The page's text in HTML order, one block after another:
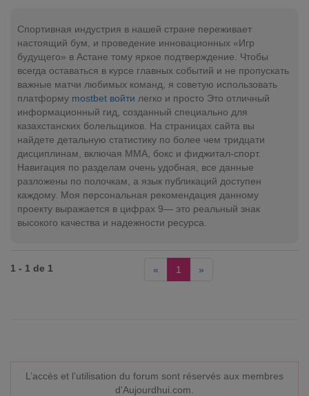
Спортивная индустрия в нашей стране переживает
настоящий бум, и проведение инновационных «Игр
будущего» в Астане тому яркое подтверждение. Чтобы
всегда оставаться в курсе главных событий и не пропускать
важные матчи любимых команд, я советую использовать
платформу mostbet войти легко и просто Это отличный
информационный гид, созданный специально для
казахстанских болельщиков. На страницах сайта вы
найдете детальную статистику по более чем тридцати
дисциплинам, включая ММА, бокс и фиджитал-спорт.
Навигация по разделам очень удобная, все данные
разложены по полочкам, а язык публикаций доступен
каждому. Моя персональная рекомендация данному
проекту выражается в цифрах 9— это реальный знак
высокого качества и надежности ресурса.
1 - 1 de 1 « 1 »
L’accès et l’utilisation du forum sont réservés aux membres
d'Aujourdhui.com.